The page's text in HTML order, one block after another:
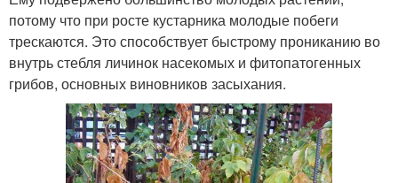
потому что при росте кустарника молодые побеги
трескаются. Это способствует быстрому прониканию во
внутрь стебля личинок насекомых и фитопатогенных
грибов, основных виновников засыхания.